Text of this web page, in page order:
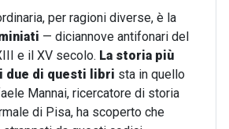
per ragioni diverse, è la
— diciannove antifonari del
e il XV secolo. La storia più
due di questi libri sta in quello
Mannai, ricercatore di storia
di Pisa, ha scoperto che